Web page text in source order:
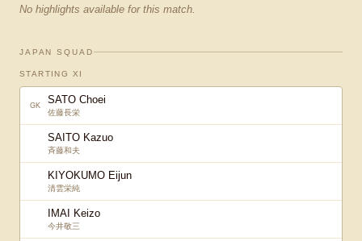
No highlights available for this match.
JAPAN SQUAD
STARTING XI
GK SATO Choei
佐藤長栄
SAITO Kazuo
斉藤和夫
KIYOKUMO Eijun
清雲栄純
IMAI Keizo
今井敬三